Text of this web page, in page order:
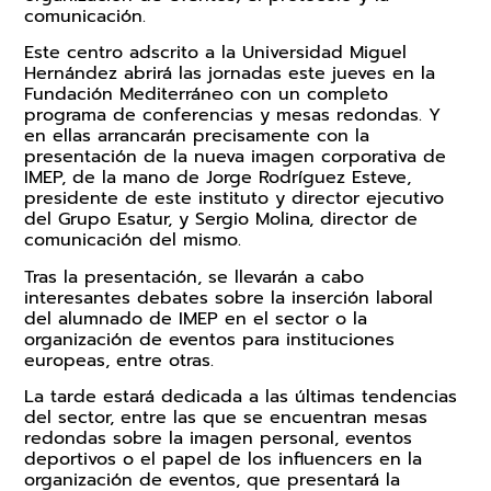
comunicación.
Este centro adscrito a la Universidad Miguel
Hernández abrirá las jornadas este jueves en la
Fundación Mediterráneo con un completo
programa de conferencias y mesas redondas. Y
en ellas arrancarán precisamente con la
presentación de la nueva imagen corporativa de
IMEP, de la mano de Jorge Rodríguez Esteve,
presidente de este instituto y director ejecutivo
del Grupo Esatur, y Sergio Molina, director de
comunicación del mismo.
Tras la presentación, se llevarán a cabo
interesantes debates sobre la inserción laboral
del alumnado de IMEP en el sector o la
organización de eventos para instituciones
europeas, entre otras.
La tarde estará dedicada a las últimas tendencias
del sector, entre las que se encuentran mesas
redondas sobre la imagen personal, eventos
deportivos o el papel de los influencers en la
organización de eventos, que presentará la